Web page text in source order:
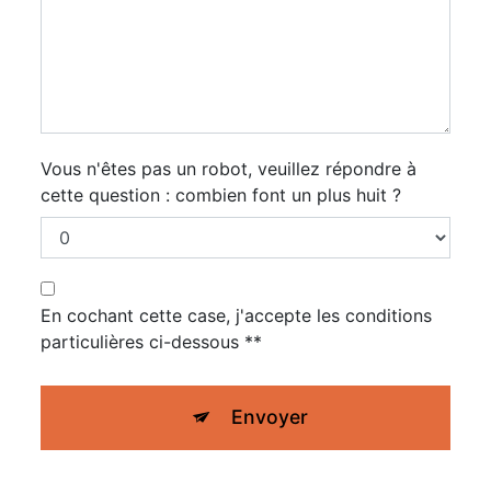
Vous n'êtes pas un robot, veuillez répondre à
cette question : combien font un plus huit ?
En cochant cette case, j'accepte les conditions
particulières ci-dessous **
Envoyer